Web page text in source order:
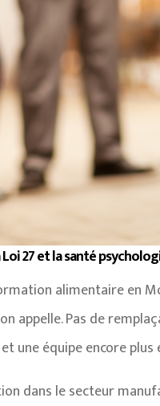
27 et la santé
alimentaire en
appelle. Pas de
une équipe encore
dans le secteur